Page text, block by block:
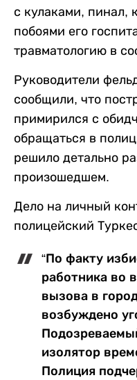
с кулаками, пинал,
побоями его
травматологию в
Руководители
сообщили, что
примирился с
обращаться в
решило детально
произошедшем.
Дело на личный
полицейский
“По факту
работника во
вызова в
возбуждено
изолятор
Полиция